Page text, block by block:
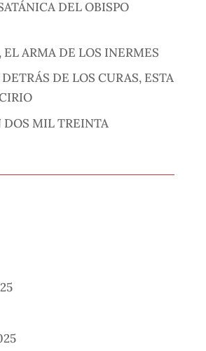
DEL OBISPO
EL ARMA DE LOS INERMES
DE LOS CURAS, ESTA
DOS MIL TREINTA